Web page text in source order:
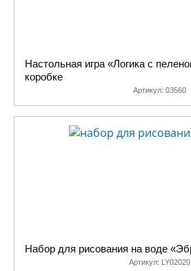
Настольная игра «Логика с
коробке
Артикул: 03560
Набор для рисования на воде
Артикул: LY02020